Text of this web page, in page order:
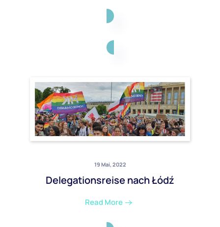
19 Mai, 2022
Delegationsreise nach Łódź
Read More